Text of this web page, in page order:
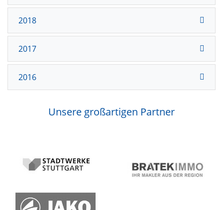
2018
2017
2016
Unsere großartigen Partner